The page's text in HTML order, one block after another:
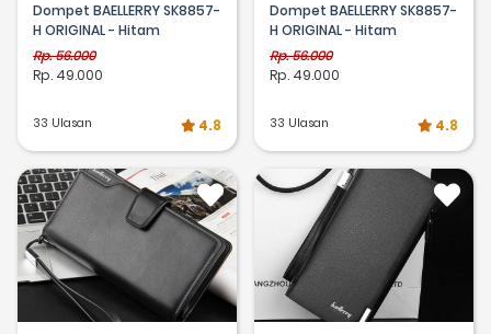
Dompet BAELLERRY SK8857-
H ORIGINAL - Hitam
Rp. 56.000
Rp. 49.000
33 Ulasan 4.8
Dompet BAELLERRY SK8857-
H ORIGINAL - Hitam
Rp. 56.000
Rp. 49.000
33 Ulasan 4.8